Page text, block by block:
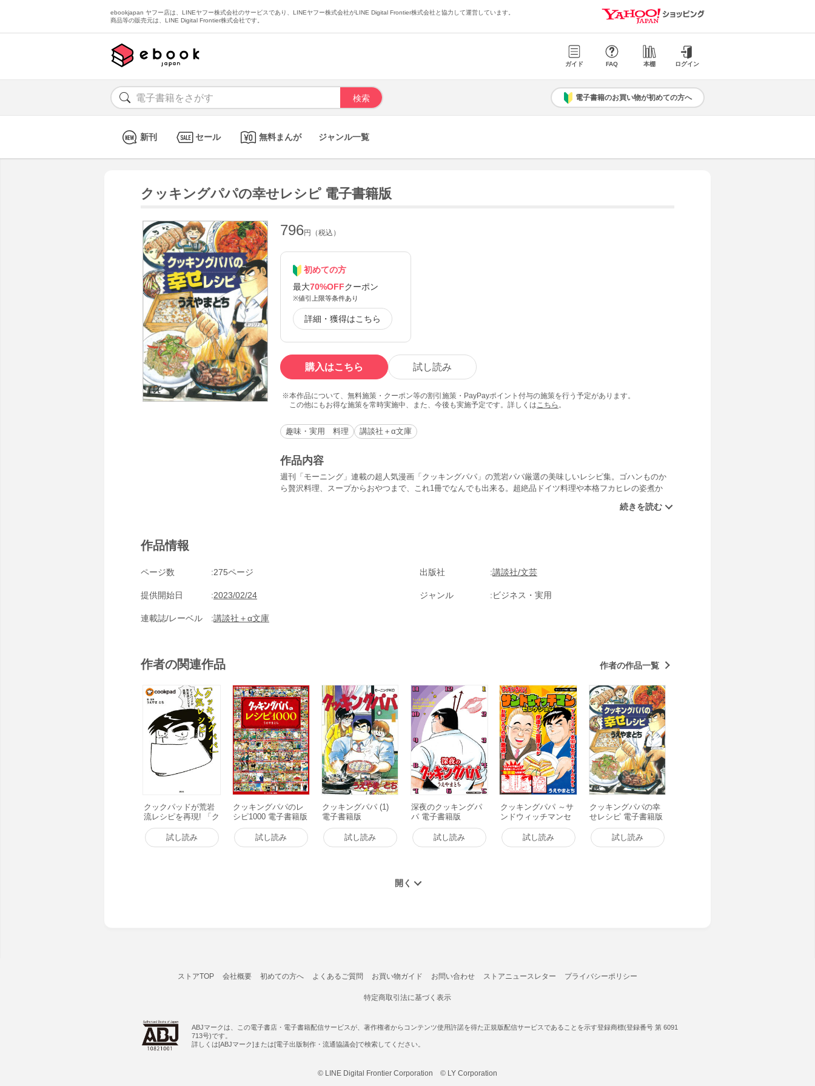
ebookjapan ヤフー店は、LINEヤフー株式会社のサービスであり、LINEヤフー株式会社がLINE Digital Frontier株式会社と協力して運営しています。
商品等の販売元は、LINE Digital Frontier株式会社です。
ガイド FAQ 本棚 ログイン
電子書籍のお買い物が初めての方へ
新刊 セール 無料まんが ジャンル一覧
クッキングパパの幸せレシピ 電子書籍版
796円（税込）
初めての方
最大70%OFFクーポン
※値引上限等条件あり
詳細・獲得はこちら
購入はこちら 試し読み
本作品について、無料施策・クーポン等の割引施策・PayPayポイント付与の施策を行う予定があります。
この他にもお得な施策を常時実施中、また、今後も実施予定です。詳しくは こちら 。
趣味・実用 料理 講談社＋α文庫
作品内容
週刊「モーニング」連載の超人気漫画「クッキングパパ」の荒岩パパ厳選の美味しいレシピ集。ゴハンものか
ら贅沢料理、スープからおやつまで、これ1冊でなんでも出来る。超絶品ドイツ料理や本格フカヒレの姿煮か
やすい解説イラスト付きだから、初心者にも簡単。献立決めにもう迷わない！ 目的別に選んで「料理上手」
作品情報
ページ数 275ページ 出版社 講談社/文芸
提供開始日 2023/02/24 ジャンル ビジネス・実用
連載誌/レーベル 講談社＋α文庫
作者の関連作品 作者の作品一覧
クックパッドが荒岩
流レシピを再現! 「ク
ッキングパパ」人気
レシピ 電子書籍版
試し読み
クッキングパパのレ
シピ1000 電子書籍版
試し読み
クッキングパパ (1)
電子書籍版
試し読み
深夜のクッキングパ
パ 電子書籍版
試し読み
クッキングパパ ～サ
ンドウィッチマンセ
レクション～ 電子書
籍版
試し読み
クッキングパパの幸
せレシピ 電子書籍版
試し読み
ストアTOP 会社概要 初めての方へ よくあるご質問 お買い物ガイド お問い合わせ ストアニュースレター プライバシーポリシー
特定商取引法に基づく表示
ABJマークは、この電子書店・電子書籍配信サービスが、著作権者からコンテンツ使用許諾を得た正規版配信サービスであることを示す登録商標(登録番号 第 6091
713号)です。
詳しくは[ABJマーク]または[電子出版制作・流通協議会]で検索してください。
© LINE Digital Frontier Corporation © LY Corporation